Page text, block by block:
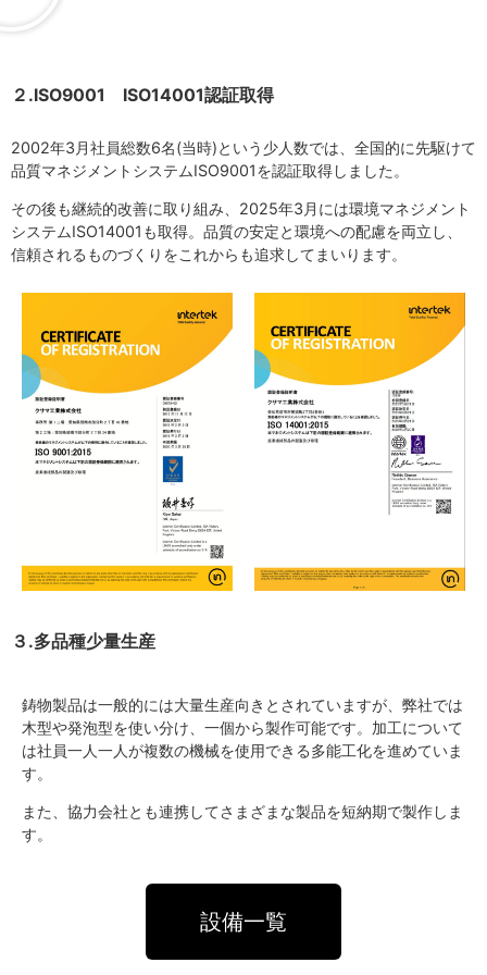
２.ISO9001 ISO14001認証取得
2002年3月社員総数6名(当時)という少人数では、全国的に先駆けて
品質マネジメントシステムISO9001を認証取得しました。
その後も継続的改善に取り組み、2025年3月には環境マネジメント
システムISO14001も取得。品質の安定と環境への配慮を両立し、
信頼されるものづくりをこれからも追求してまいります。
３.多品種少量生産
鋳物製品は一般的には大量生産向きとされていますが、弊社では
木型や発泡型を使い分け、一個から製作可能です。加工について
は社員一人一人が複数の機械を使用できる多能工化を進めていま
す。
また、協力会社とも連携してさまざまな製品を短納期で製作しま
す。
設備一覧